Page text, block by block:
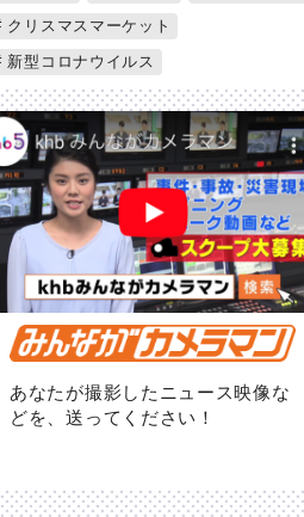
クリスマスマーケット
新型コロナウイルス
あなたが撮影したニュース映像な
どを、送ってください！